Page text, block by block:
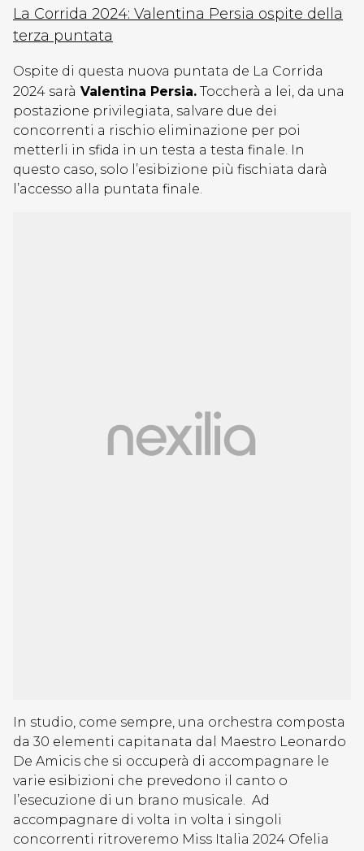
La Corrida 2024: Valentina Persia ospite della
terza puntata
Ospite di questa nuova puntata de La Corrida
2024 sarà Valentina Persia. Toccherà a lei, da una
postazione privilegiata, salvare due dei
concorrenti a rischio eliminazione per poi
metterli in sfida in un testa a testa finale. In
questo caso, solo l’esibizione più fischiata darà
l’accesso alla puntata finale.
In studio, come sempre, una orchestra composta
da 30 elementi capitanata dal Maestro Leonardo
De Amicis che si occuperà di accompagnare le
varie esibizioni che prevedono il canto o
l’esecuzione di un brano musicale. Ad
accompagnare di volta in volta i singoli
concorrenti ritroveremo Miss Italia 2024 Ofelia